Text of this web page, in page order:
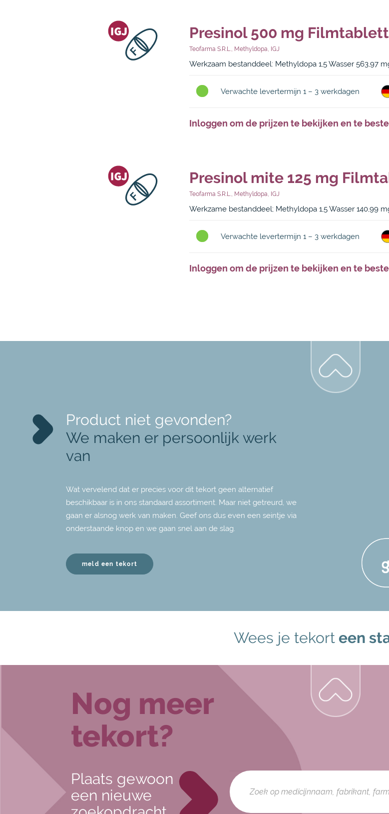
Presinol 500 mg
Teofarma S.r.l., Methyldopa, IGJ
Werkzaam bestanddeel: Methyldopa 1,5 Wasser 563,97
Verwachte levertermijn 1 – 3 werkdagen
Inloggen om de prijzen te bekijken en te
Presinol mite 125 mg
Teofarma S.r.l., Methyldopa, IGJ
Werkzame bestanddeel; Methyldopa 1,5 Wasser 140,99
Verwachte levertermijn 1 – 3 werkdagen
Inloggen om de prijzen te bekijken en te
Product niet gevonden?
We maken er persoonlijk werk
van
Wat vervelend dat er precies voor dit tekort geen alternatief
beschikbaar is in ons standaard assortiment. Maar niet getreurd, we
gaan er alsnog werk van maken. Geef ons dus even een seintje via
onderstaande knop en we gaan snel aan de slag.
meld een tekort
Wees je tekort een
Nog meer
tekort?
Plaats gewoon
een nieuwe